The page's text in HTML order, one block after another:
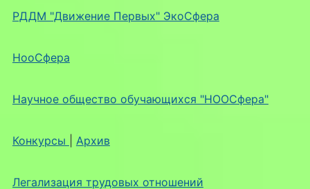
РДДМ "Движение Первых" ЭкоСфера
НооСфера
Научное общество обучающихся "НООСфера"
Конкурсы Архив
Легализация трудовых отношений